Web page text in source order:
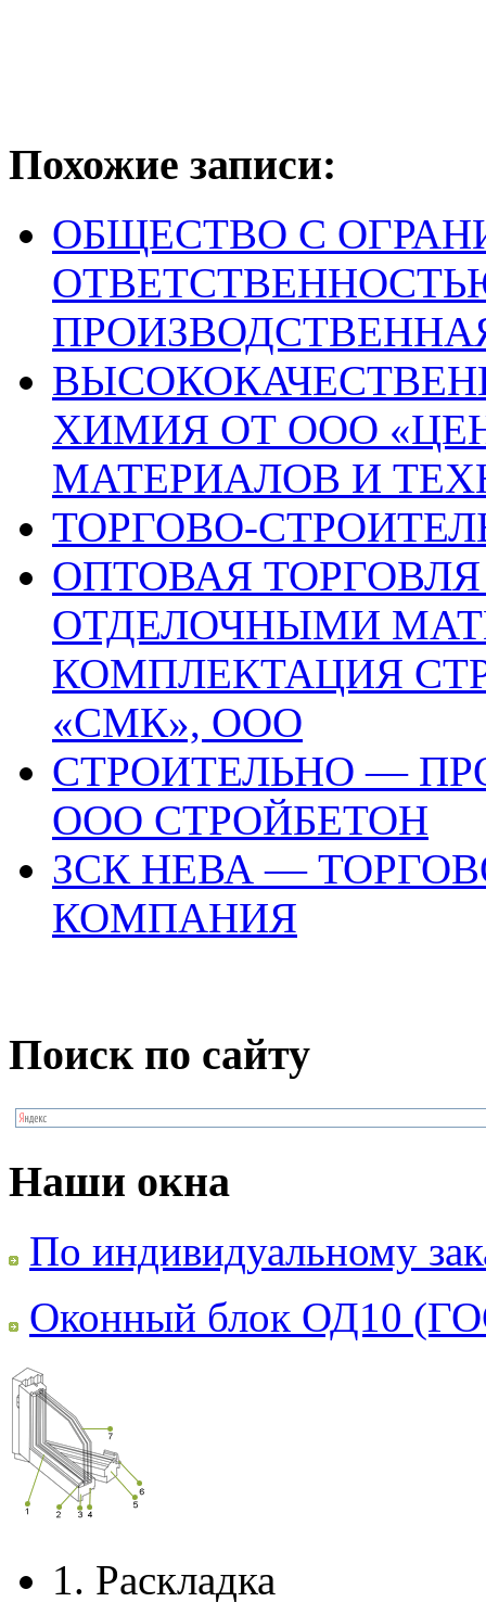
Похожие записи:
ОБЩЕСТВО С
ХИМИЯ ОТ ООО
МАТЕРИАЛОВ И
ТОРГОВО-
ОПТОВАЯ
ОТДЕЛОЧНЫМИ
КОМПЛЕКТАЦИЯ
«СМК», ООО
СТРОИТЕЛЬНО —
ООО СТРОЙБЕТОН
ЗСК НЕВА —
КОМПАНИЯ
Поиск по сайту
Наши окна
По индивидуальному
Оконный блок ОД10
1. Раскладка